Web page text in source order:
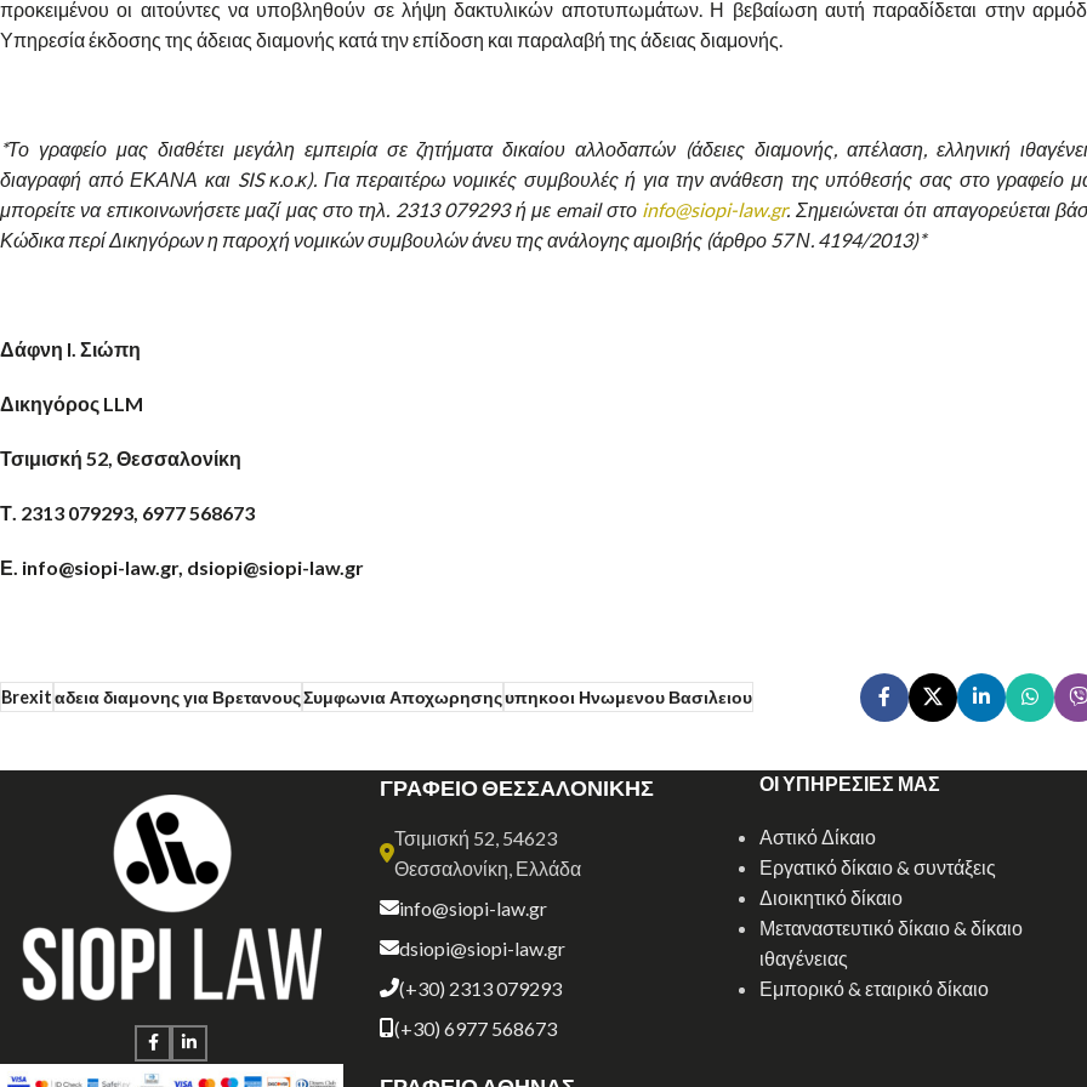
προκειμένου οι αιτούντες να υποβληθούν σε λήψη δακτυλικών αποτυπωμάτων. Η βεβαίωση αυτή παραδίδεται στην
Υπηρεσία έκδοσης της άδειας διαμονής κατά την επίδοση και παραλαβή της άδειας διαμονής.
*Το γραφείο μας διαθέτει μεγάλη εμπειρία σε ζητήματα δικαίου αλλοδαπών (άδειες διαμονής, απέλαση, ελληνική
διαγραφή από ΕΚΑΝΑ και SIS κ.ο.κ). Για περαιτέρω νομικές συμβουλές ή για την ανάθεση της υπόθεσής σας στο γραφείο
μπορείτε να επικοινωνήσετε μαζί μας στο τηλ. 2313 079293 ή με email στο info@siopi-law.gr. Σημειώνεται ότι απαγορεύεται
Κώδικα περί Δικηγόρων η παροχή νομικών συμβουλών άνευ της ανάλογης αμοιβής (άρθρο 57 Ν. 4194/2013)*
Δάφνη I. Σιώπη
Δικηγόρος LLM
Τσιμισκή 52, Θεσσαλονίκη
Τ. 2313 079293, 6977 568673
Ε. info@siopi-law.gr, dsiopi@siopi-law.gr
Brexitαδεια διαμονης για ΒρετανουςΣυμφωνια Αποχωρησηςυπηκοοι Ηνωμενου Βασιλειου
ΓΡΑΦΕΙΟ ΘΕΣΣΑΛΟΝΙΚΗΣ
Τσιμισκή 52, 54623
Θεσσαλονίκη, Ελλάδα
info@siopi-law.gr
dsiopi@siopi-law.gr
(+30) 2313 079293
(+30) 6977 568673
ΟΙ ΥΠΗΡΕΣΙΕΣ ΜΑΣ
Αστικό Δίκαιο
Εργατικό δίκαιο & συντάξεις
Διοικητικό δίκαιο
Μεταναστευτικό δίκαιο & δίκαιο
ιθαγένειας
Εμπορικό & εταιρικό δίκαιο